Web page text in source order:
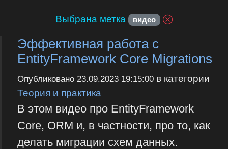
Выбрана метка видео
Эффективная работа с
EntityFramework Core Migrations
Опубликовано 23.09.2023 19:15:00в категории
Теория и практика
В этом видео про EntityFramework
Core, ORM и, в частности, про то, как
делать миграции схем данных.